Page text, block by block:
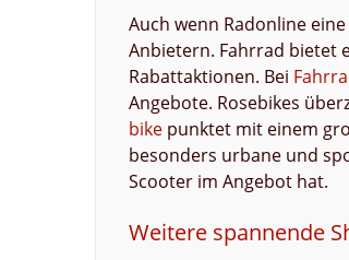
Auch wenn Radonline
Anbietern. Fahrrad bietet
Rabattaktionen. Bei
Angebote. Rosebikes
bike punktet mit einem
besonders urbane und
Scooter im Angebot hat.
Weitere spannende